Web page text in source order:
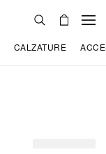
CALZATURE